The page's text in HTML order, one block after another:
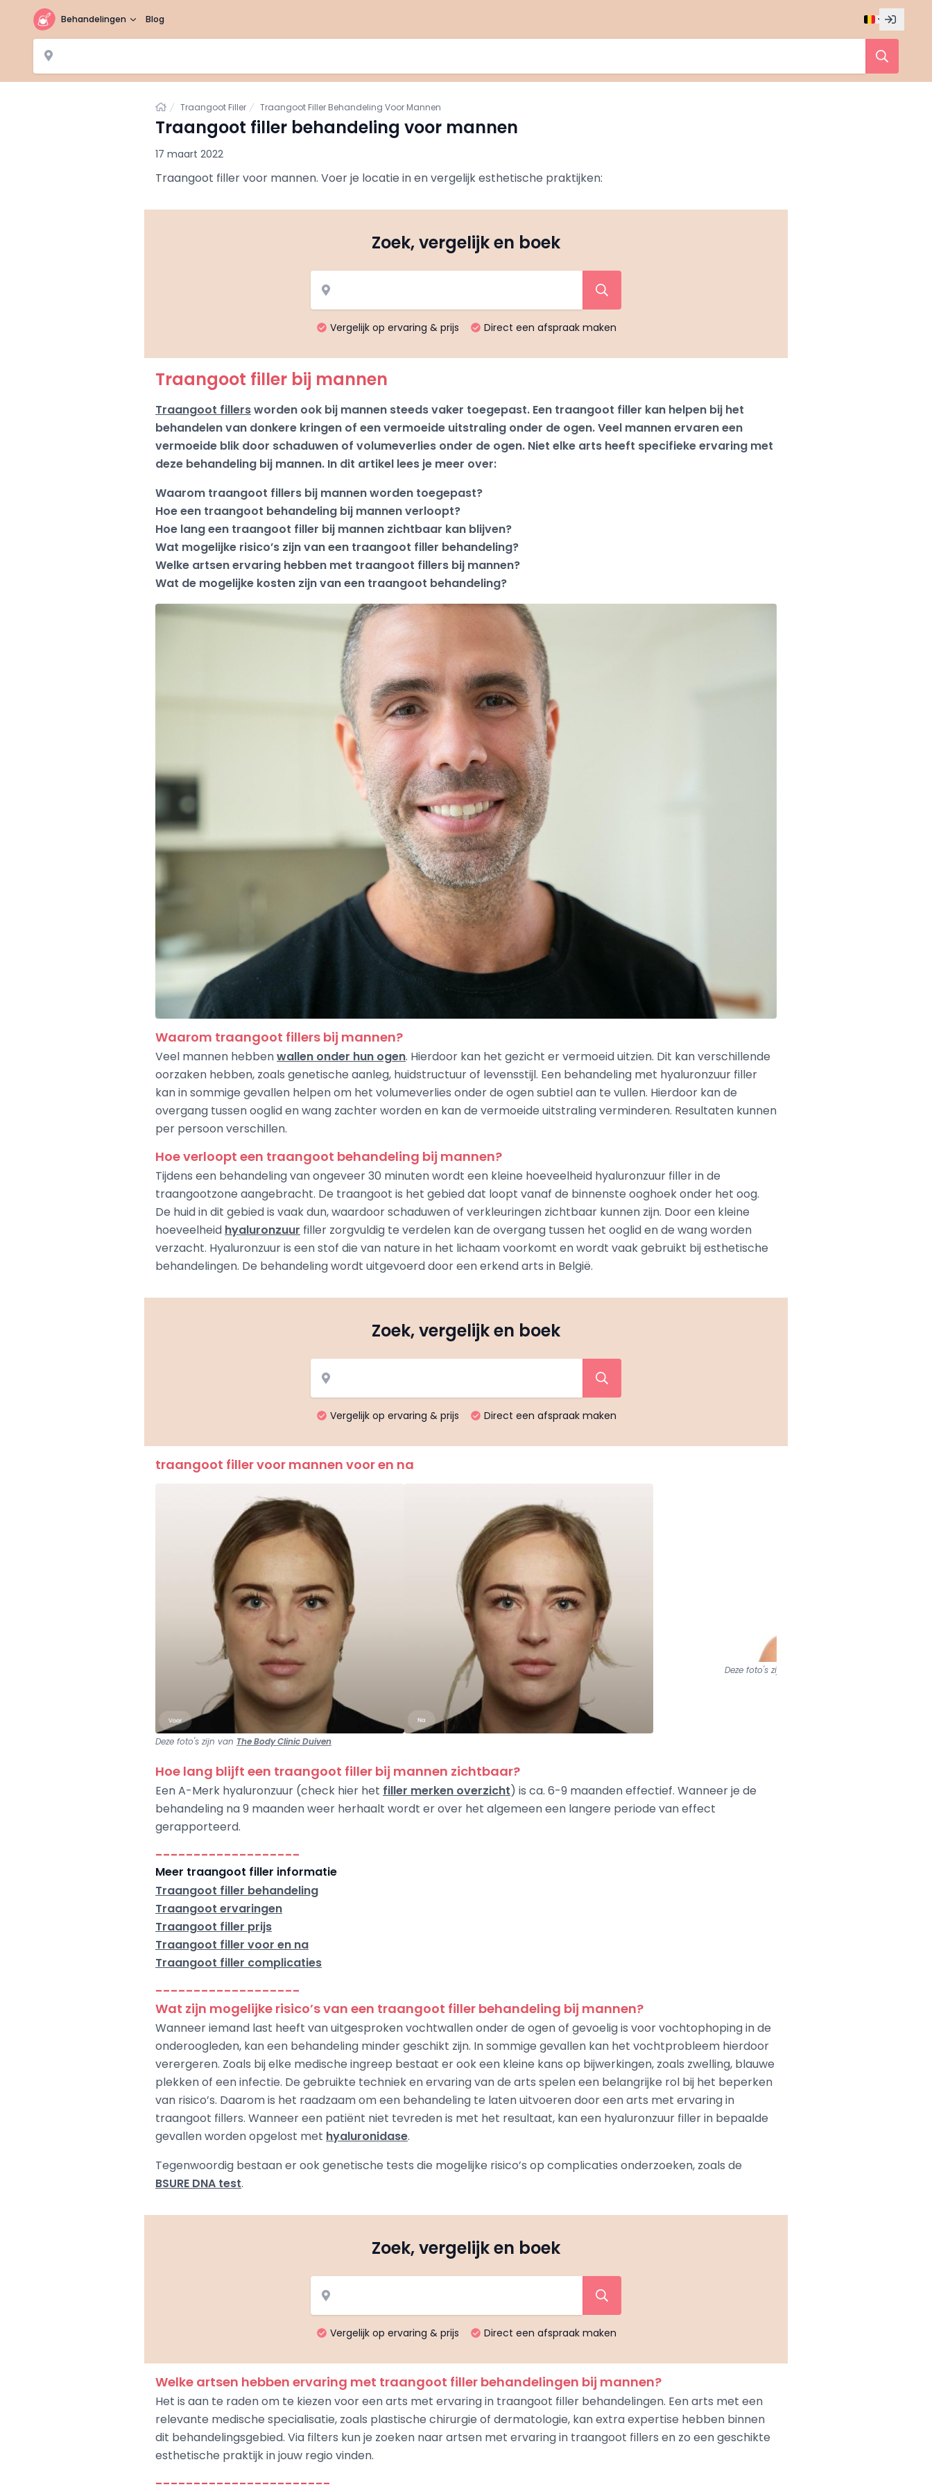
Behandelingen Blog
Home
Traangoot Filler Traangoot Filler Behandeling Voor Mannen
Traangoot filler behandeling voor mannen
17 maart 2022
Traangoot filler voor mannen. Voer je locatie in en vergelijk esthetische praktijken:
Zoek, vergelijk en boek
Vergelijk op ervaring & prijs Direct een afspraak maken
Traangoot filler bij mannen
Traangoot fillersworden ook bij mannen steeds vaker toegepast. Een traangoot filler kan helpen bij het
behandelen van donkere kringen of een vermoeide uitstraling onder de ogen. Veel mannen ervaren een
vermoeide blik door schaduwen of volumeverlies onder de ogen. Niet elke arts heeft specifieke ervaring met
deze behandeling bij mannen. In dit artikel lees je meer over:
Waarom traangoot fillers bij mannen worden toegepast?
Hoe een traangoot behandeling bij mannen verloopt?
Hoe lang een traangoot filler bij mannen zichtbaar kan blijven?
Wat mogelijke risico’s zijn van een traangoot filler behandeling?
Welke artsen ervaring hebben met traangoot fillers bij mannen?
Wat de mogelijke kosten zijn van een traangoot behandeling?
Waarom traangoot fillers bij mannen?
Veel mannen hebbenwallen onder hun ogen. Hierdoor kan het gezicht er vermoeid uitzien. Dit kan verschillende
oorzaken hebben, zoals genetische aanleg, huidstructuur of levensstijl. Een behandeling met hyaluronzuur filler
kan in sommige gevallen helpen om het volumeverlies onder de ogen subtiel aan te vullen. Hierdoor kan de
overgang tussen ooglid en wang zachter worden en kan de vermoeide uitstraling verminderen. Resultaten kunnen
per persoon verschillen.
Hoe verloopt een traangoot behandeling bij mannen?
Tijdens een behandeling van ongeveer 30 minuten wordt een kleine hoeveelheid hyaluronzuur filler in de
traangootzone aangebracht. De traangoot is het gebied dat loopt vanaf de binnenste ooghoek onder het oog.
De huid in dit gebied is vaak dun, waardoor schaduwen of verkleuringen zichtbaar kunnen zijn. Door een kleine
hoeveelheid hyaluronzuur filler zorgvuldig te verdelen kan de overgang tussen het ooglid en de wang worden
verzacht. Hyaluronzuur is een stof die van nature in het lichaam voorkomt en wordt vaak gebruikt bij esthetische
behandelingen. De behandeling wordt uitgevoerd door een erkend arts in België.
Zoek, vergelijk en boek
Vergelijk op ervaring & prijs Direct een afspraak maken
traangoot filler voor mannen voor en na
Deze foto's zijn van The Body Clinic Duiven
Deze foto's zijn van
Hoe lang blijft een traangoot filler bij mannen zichtbaar?
Een A-Merk hyaluronzuur (check hier het filler merken overzicht) is ca. 6-9 maanden effectief. Wanneer je de
behandeling na 9 maanden weer herhaalt wordt er over het algemeen een langere periode van effect
gerapporteerd.
-------------------
Meer traangoot filler informatie
Traangoot filler behandeling
Traangoot ervaringen
Traangoot filler prijs
Traangoot filler voor en na
Traangoot filler complicaties
-------------------
Wat zijn mogelijke risico’s van een traangoot filler behandeling bij mannen?
Wanneer iemand last heeft van uitgesproken vochtwallen onder de ogen of gevoelig is voor vochtophoping in de
onderoogleden, kan een behandeling minder geschikt zijn. In sommige gevallen kan het vochtprobleem hierdoor
verergeren. Zoals bij elke medische ingreep bestaat er ook een kleine kans op bijwerkingen, zoals zwelling, blauwe
plekken of een infectie. De gebruikte techniek en ervaring van de arts spelen een belangrijke rol bij het beperken
van risico’s. Daarom is het raadzaam om een behandeling te laten uitvoeren door een arts met ervaring in
traangoot fillers. Wanneer een patiënt niet tevreden is met het resultaat, kan een hyaluronzuur filler in bepaalde
gevallen worden opgelost met hyaluronidase.
Tegenwoordig bestaan er ook genetische tests die mogelijke risico’s op complicaties onderzoeken, zoals de
BSURE DNA test.
Zoek, vergelijk en boek
Vergelijk op ervaring & prijs Direct een afspraak maken
Welke artsen hebben ervaring met traangoot filler behandelingen bij mannen?
Het is aan te raden om te kiezen voor een arts met ervaring in traangoot filler behandelingen. Een arts met een
relevante medische specialisatie, zoals plastische chirurgie of dermatologie, kan extra expertise hebben binnen
dit behandelingsgebied. Via filters kun je zoeken naar artsen met ervaring in traangoot fillers en zo een geschikte
esthetische praktijk in jouw regio vinden.
-----------------------